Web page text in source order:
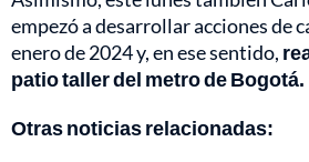
empezó a desarrollar acciones de
enero de 2024 y, en ese sentido,
patio taller del metro de Bogotá.
Otras noticias relacionadas: